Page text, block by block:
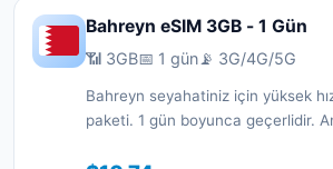
Bahreyn eSIM 3GB - 1 Gün
📶 3GB📅 1 gün📡 3G/4G/5G
Bahreyn seyahatiniz için yüksek
paketi. 1 gün boyunca geçerlidir.